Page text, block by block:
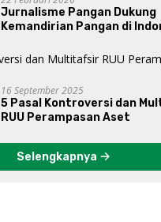
Jurnalisme Pangan Dukung
Kemandirian Pangan di
16 September 2025
5 Pasal Kontroversi dan
RUU Perampasan Aset
Selengkapnya